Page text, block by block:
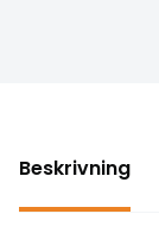
Beskrivning